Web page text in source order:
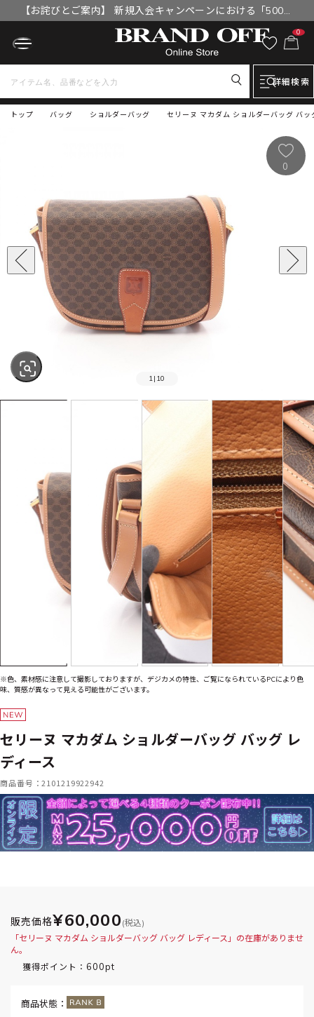
【お詫びとご案内】 新規入会キャンペーンにおける「500円
OFFクーポン」付与漏れと補填について
0
詳細検索
トップ セリーヌ マカダム ショルダーバッグ バッ
バッグ ショルダーバッグ
SOLD OUT
1 | 10
0
※色、素材感に注意して撮影しておりますが、デジカメの特性、ご覧になられているPCにより色
味、質感が異なって見える可能性がございます。
セリーヌ マカダム ショルダーバッグ バッグ レ
ディース
商品番号：2101219922942
販売価格¥60,000 (税込)
「セリーヌ マカダム ショルダーバッグ バッグ レディース」の在庫がありませ
ん。
獲得ポイント： 600pt
商品状態：